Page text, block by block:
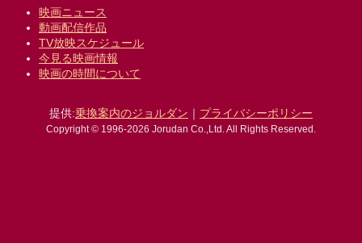
映画ニュース
動画配信作品
TV放映スケジュール
今見る映画情報
映画の時間について
提供:乗換案内のジョルダン ｜ プライバシーポリシー
Copyright © 1996-2026 Jorudan Co.,Ltd. All Rights Reserved.